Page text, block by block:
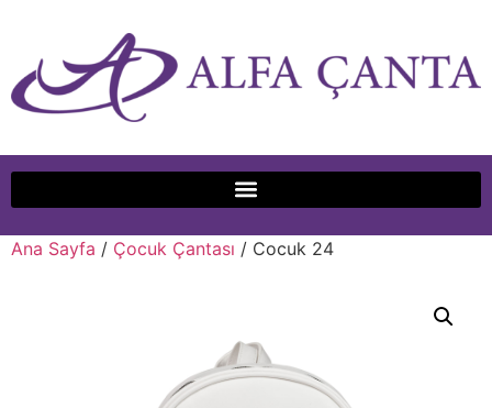
Ana Sayfa / Çocuk Çantası / Cocuk 24